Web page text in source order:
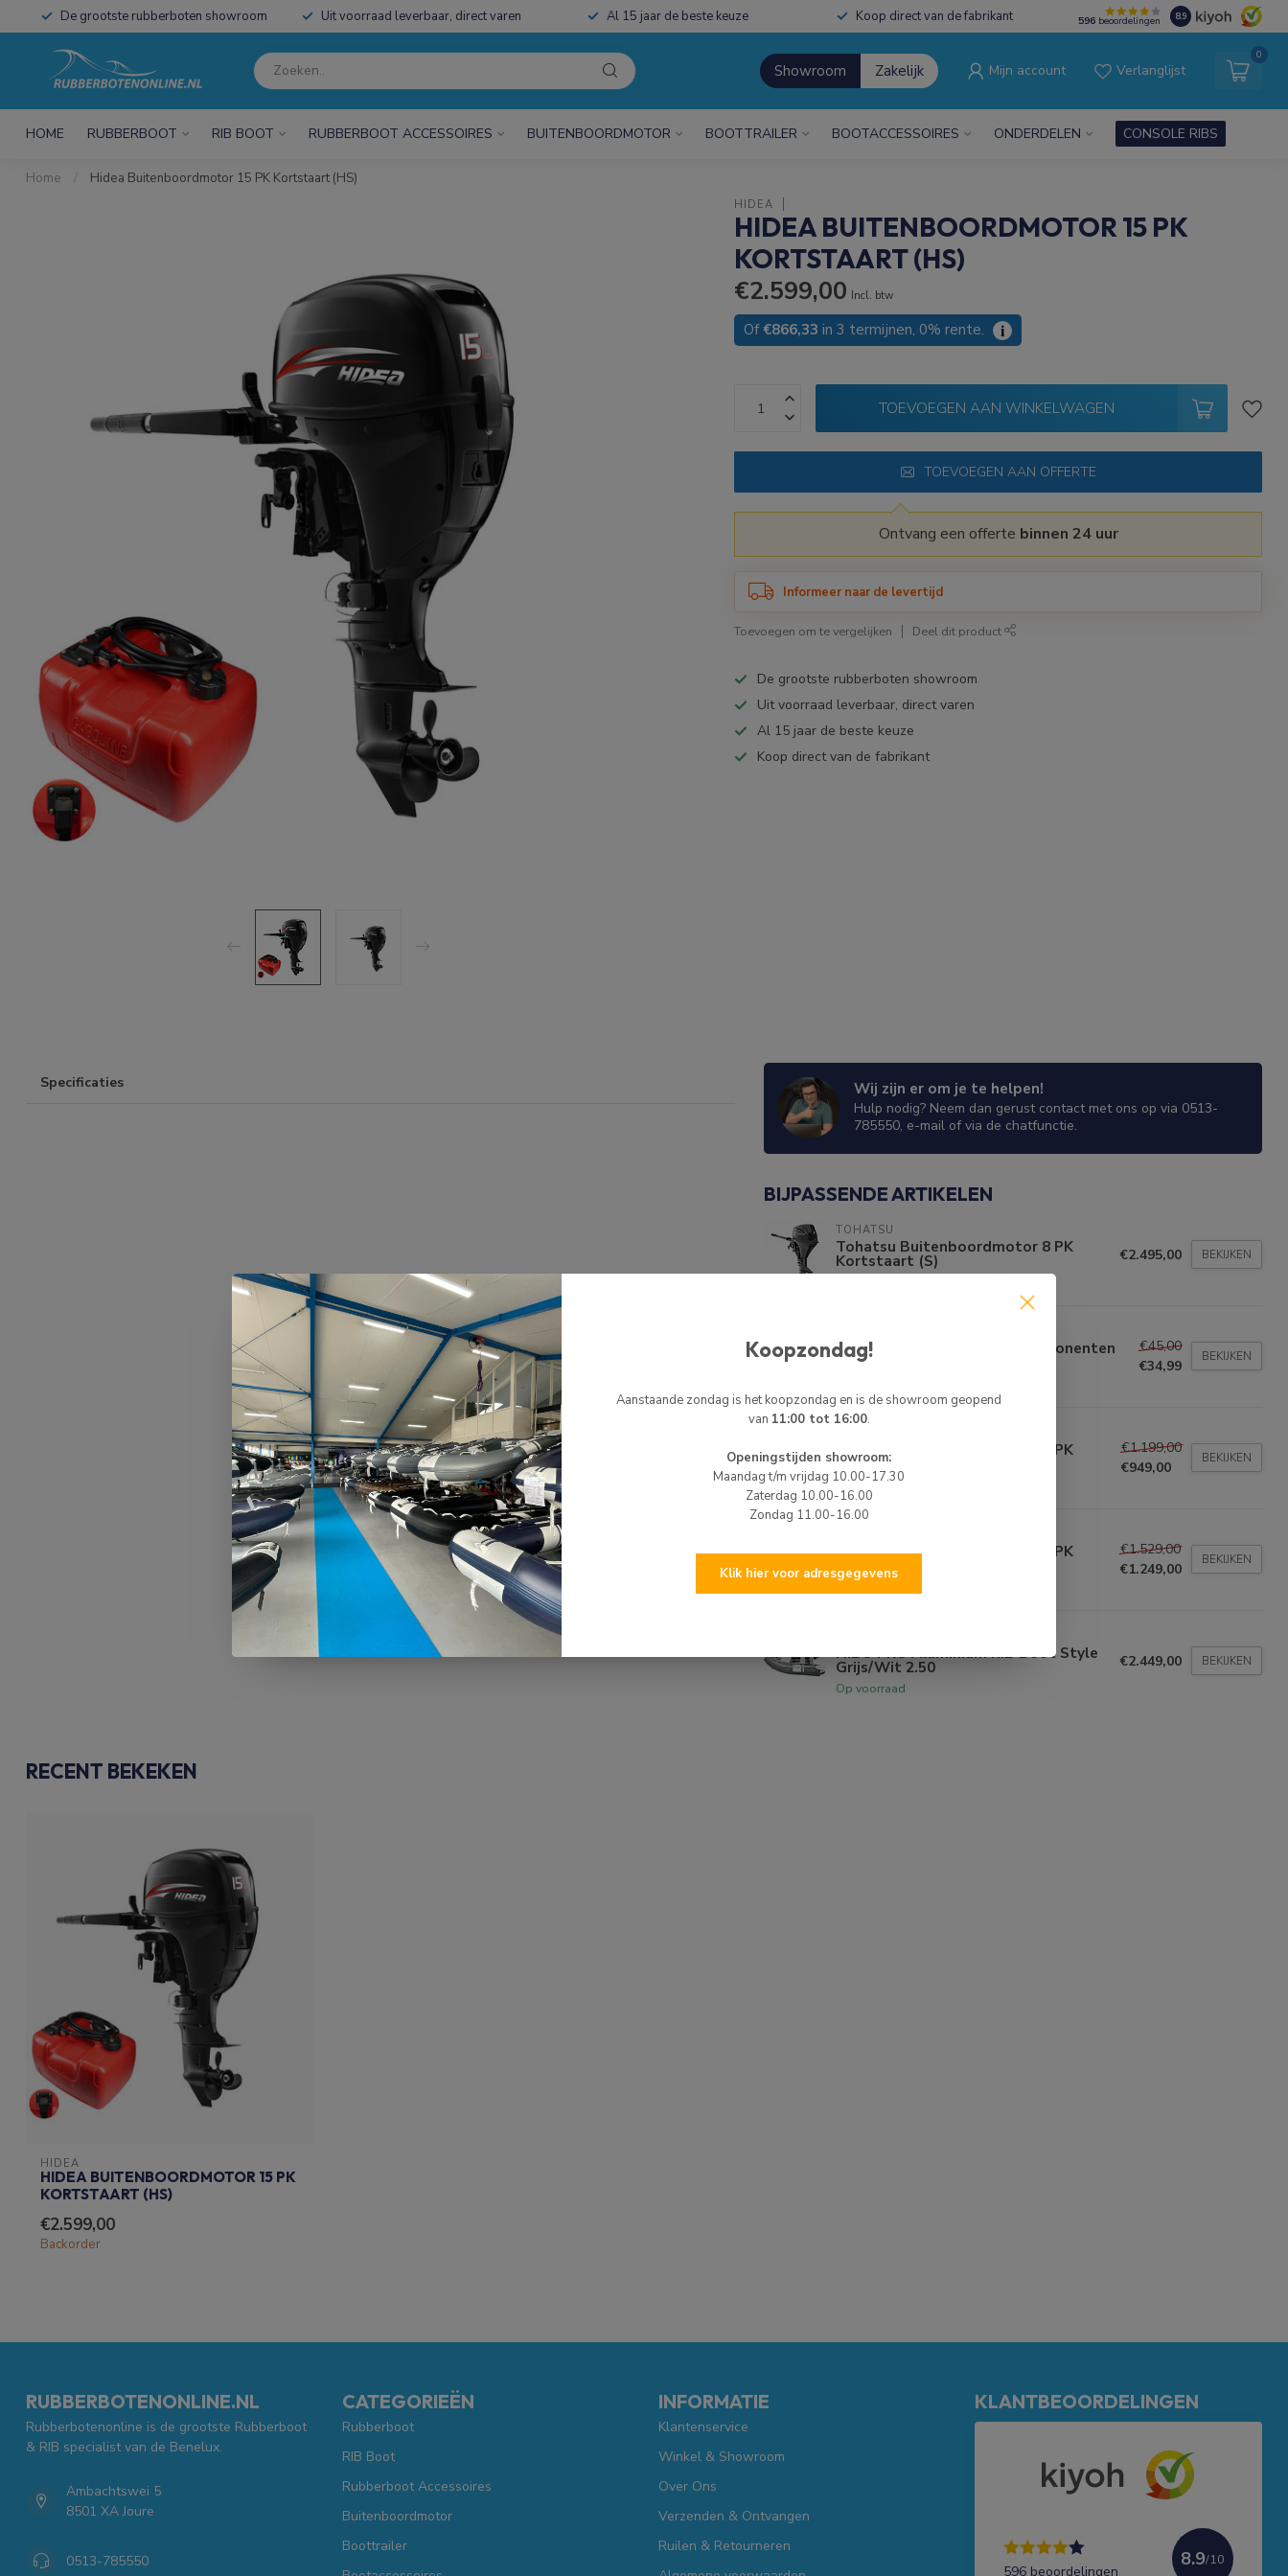
De grootste rubberboten showroom Uit voorraad leverbaar, direct varen Al 15 jaar de beste keuze Koop direct van de fabrikant 596 beoordelingen 8.9
Showroom Zakelijk Mijn account Verlanglijst
0
HOME RUBBERBOOT RIB BOOT RUBBERBOOT ACCESSOIRES BUITENBOORDMOTOR BOOTTRAILER BOOTACCESSOIRES ONDERDELEN CONSOLE RIBS
Home / Hidea Buitenboordmotor 15 PK Kortstaart (HS)
HIDEA
HIDEA BUITENBOORDMOTOR 15 PK
KORTSTAART (HS)
€2.599,00 Incl. btw
Of€866,33 in 3 termijnen, 0% rente. i
TOEVOEGEN AAN WINKELWAGEN
TOEVOEGEN AAN OFFERTE
Ontvang een offerte binnen 24 uur
Informeer naar de levertijd
Toevoegen om te vergelijken Deel dit product
De grootste rubberboten showroom
Uit voorraad leverbaar, direct varen
Al 15 jaar de beste keuze
Koop direct van de fabrikant
Specificaties Wij zijn er om je te helpen!
Hulp nodig? Neem dan gerust contact met ons op via 0513-
785550, e-mail of via de chatfunctie.
BIJPASSENDE ARTIKELEN
TOHATSU
Tohatsu Buitenboordmotor 8 PK
Kortstaart (S) €2.495,00 BEKIJKEN
HIBO PVC Rubberboot 2 componenten
Reparatie Set
€45,00
€34,99
BEKIJKEN
Tohatsu Buitenboordmotor 4 PK
Kortstaart (S)
Op voorraad
€1.199,00
€949,00
BEKIJKEN
Tohatsu Buitenboordmotor 6 PK
€1.529,00
€1.249,00
BEKIJKEN
HIBO PRO Aluminium RIB Boot Style
Grijs/Wit 2.50
Op voorraad
€2.449,00 BEKIJKEN
RECENT BEKEKEN
HIDEA
HIDEA BUITENBOORDMOTOR 15 PK
KORTSTAART (HS)
€2.599,00
Backorder
RUBBERBOTENONLINE.NL
Rubberbotenonline is de grootste Rubberboot
& RIB specialist van de Benelux.
Ambachtswei 5
8501 XA Joure
0513-785550
CATEGORIEËN
Rubberboot
RIB Boot
Rubberboot Accessoires
Buitenboordmotor
Boottrailer
INFORMATIE
Klantenservice
Winkel & Showroom
Over Ons
Verzenden & Ontvangen
Ruilen & Retourneren
KLANTBEOORDELINGEN
596 beoordelingen
8.9/10
Koopzondag!
Aanstaande zondag is het koopzondag en is de showroom geopend
van 11:00 tot 16:00.
Openingstijden showroom:
Maandag t/m vrijdag 10.00-17.30
Zaterdag 10.00-16.00
Zondag 11.00-16.00
Klik hier voor adresgegevens